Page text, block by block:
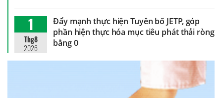
1
Thg8
2026
Đẩy mạnh thực hiện Tuyên bố JETP, góp
phần hiện thực hóa mục tiêu phát thải ròng
bằng 0